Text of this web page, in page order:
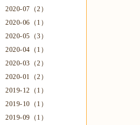
2020-07（2）
2020-06（1）
2020-05（3）
2020-04（1）
2020-03（2）
2020-01（2）
2019-12（1）
2019-10（1）
2019-09（1）